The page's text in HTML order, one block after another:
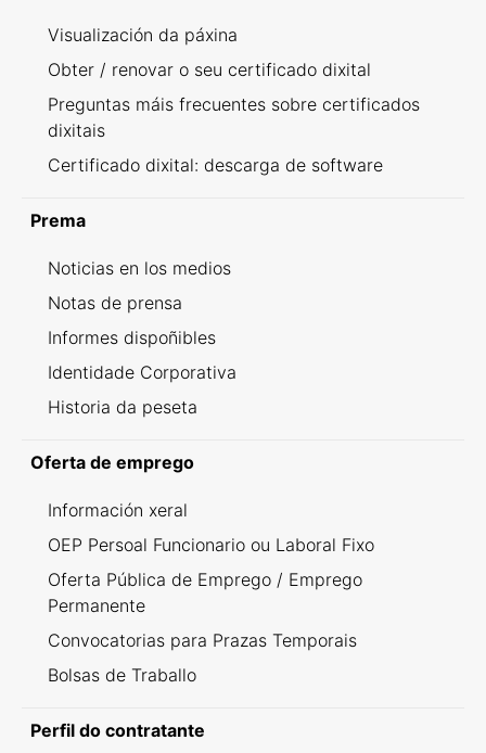
Visualización da páxina
Obter / renovar o seu certificado dixital
Preguntas máis frecuentes sobre certificados
dixitais
Certificado dixital: descarga de software
Prema
Noticias en los medios
Notas de prensa
Informes dispoñibles
Identidade Corporativa
Historia da peseta
Oferta de emprego
Información xeral
OEP Persoal Funcionario ou Laboral Fixo
Oferta Pública de Emprego / Emprego
Permanente
Convocatorias para Prazas Temporais
Bolsas de Traballo
Perfil do contratante